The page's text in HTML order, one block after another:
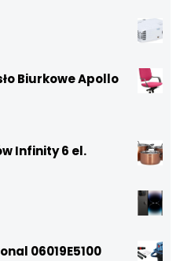
Biurkowe Apollo
Infinity 6 el.
06019E5100